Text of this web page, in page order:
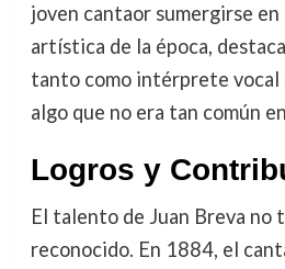
joven cantaor sumergirse
artística de la época,
tanto como intérprete vocal
algo que no era tan común
Logros y
El talento de Juan Breva no
reconocido. En 1884, el